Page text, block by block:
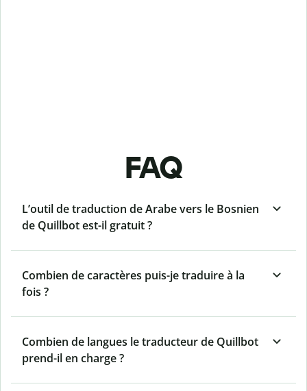
FAQ
L’outil de traduction de Arabe vers le Bosnien
de Quillbot est-il gratuit ?
Combien de caractères puis-je traduire à la
fois ?
Combien de langues le traducteur de Quillbot
prend-il en charge ?